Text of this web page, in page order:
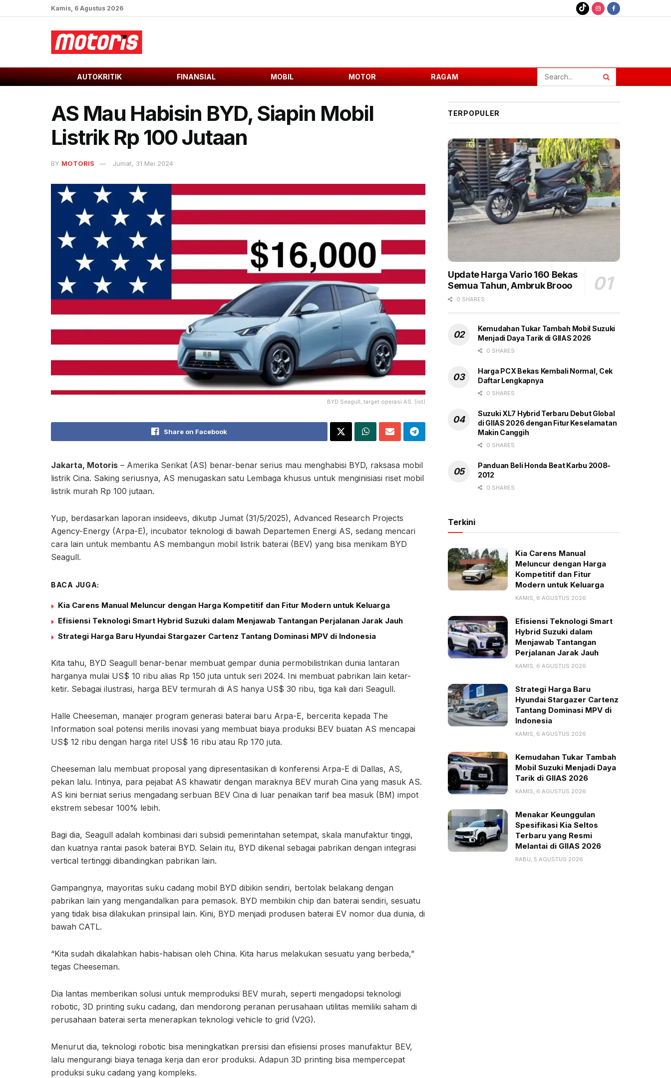
Kamis, 6 Agustus 2026
AUTOKRITIK FINANSIAL MOBIL MOTOR RAGAM
AS Mau Habisin BYD, Siapin Mobil
Listrik Rp 100 Jutaan
BY MOTORIS Jumat, 31 Mei 2024
BYD Seagull, target operasi AS. (ist)
Share on Facebook
Jakarta, Motoris – Amerika Serikat (AS) benar-benar serius mau menghabisi BYD, raksasa mobil
listrik Cina. Saking seriusnya, AS menugaskan satu Lembaga khusus untuk menginisiasi riset mobil
listrik murah Rp 100 jutaan.
Yup, berdasarkan laporan insideevs, dikutip Jumat (31/5/2025), Advanced Research Projects
Agency-Energy (Arpa-E), incubator teknologi di bawah Departemen Energi AS, sedang mencari
cara lain untuk membantu AS membangun mobil listrik baterai (BEV) yang bisa menikam BYD
Seagull.
BACA JUGA:
Kia Carens Manual Meluncur dengan Harga Kompetitif dan Fitur Modern untuk Keluarga
Efisiensi Teknologi Smart Hybrid Suzuki dalam Menjawab Tantangan Perjalanan Jarak Jauh
Strategi Harga Baru Hyundai Stargazer Cartenz Tantang Dominasi MPV di Indonesia
Kita tahu, BYD Seagull benar-benar membuat gempar dunia permobilistrikan dunia lantaran
harganya mulai US$ 10 ribu alias Rp 150 juta untuk seri 2024. Ini membuat pabrikan lain ketar-
ketir. Sebagai ilustrasi, harga BEV termurah di AS hanya US$ 30 ribu, tiga kali dari Seagull.
Halle Cheeseman, manajer program generasi baterai baru Arpa-E, bercerita kepada The
Information soal potensi merilis inovasi yang membuat biaya produksi BEV buatan AS mencapai
US$ 12 ribu dengan harga ritel US$ 16 ribu atau Rp 170 juta.
Cheeseman lalu membuat proposal yang dipresentasikan di konferensi Arpa-E di Dallas, AS,
pekan lalu. Intinya, para pejabat AS khawatir dengan maraknya BEV murah Cina yang masuk AS.
AS kini berniat serius mengadang serbuan BEV Cina di luar penaikan tarif bea masuk (BM) impot
ekstrem sebesar 100% lebih.
Bagi dia, Seagull adalah kombinasi dari subsidi pemerintahan setempat, skala manufaktur tinggi,
dan kuatnya rantai pasok baterai BYD. Selain itu, BYD dikenal sebagai pabrikan dengan integrasi
vertical tertinggi dibandingkan pabrikan lain.
Gampangnya, mayoritas suku cadang mobil BYD dibikin sendiri, bertolak belakang dengan
pabrikan lain yang mengandalkan para pemasok. BYD membikin chip dan baterai sendiri, sesuatu
yang tidak bisa dilakukan prinsipal lain. Kini, BYD menjadi produsen baterai EV nomor dua dunia, di
bawah CATL.
“Kita sudah dikalahkan habis-habisan oleh China. Kita harus melakukan sesuatu yang berbeda,”
tegas Cheeseman.
Dia lantas memberikan solusi untuk memproduksi BEV murah, seperti mengadopsi teknologi
robotic, 3D printing suku cadang, dan mendorong peranan perusahaan utilitas memiliki saham di
perusahaan baterai serta menerapkan teknologi vehicle to grid (V2G).
Menurut dia, teknologi robotic bisa meningkatkan prersisi dan efisiensi proses manufaktur BEV,
lalu mengurangi biaya tenaga kerja dan eror produksi. Adapun 3D printing bisa mempercepat
produksi suku cadang yang kompleks.
TERPOPULER
Update Harga Vario 160 Bekas
Semua Tahun, Ambruk Brooo
0 SHARES
Kemudahan Tukar Tambah Mobil Suzuki
Menjadi Daya Tarik di GIIAS 2026
0 SHARES
Harga PCX Bekas Kembali Normal, Cek
Daftar Lengkapnya
0 SHARES
Suzuki XL7 Hybrid Terbaru Debut Global
di GIIAS 2026 dengan Fitur Keselamatan
Makin Canggih
0 SHARES
Panduan Beli Honda Beat Karbu 2008-
2012
0 SHARES
Terkini
Kia Carens Manual
Meluncur dengan Harga
Kompetitif dan Fitur
Modern untuk Keluarga
KAMIS, 6 AGUSTUS 2026
Efisiensi Teknologi Smart
Hybrid Suzuki dalam
Menjawab Tantangan
Perjalanan Jarak Jauh
KAMIS, 6 AGUSTUS 2026
Strategi Harga Baru
Hyundai Stargazer Cartenz
Tantang Dominasi MPV di
Indonesia
KAMIS, 6 AGUSTUS 2026
Kemudahan Tukar Tambah
Mobil Suzuki Menjadi Daya
Tarik di GIIAS 2026
KAMIS, 6 AGUSTUS 2026
Menakar Keunggulan
Spesifikasi Kia Seltos
Terbaru yang Resmi
Melantai di GIIAS 2026
RABU, 5 AGUSTUS 2026